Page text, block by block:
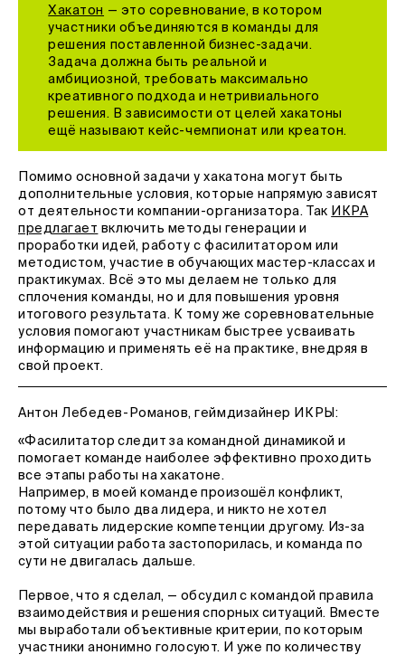
Хакатон — это соревнование, в котором
участники объединяются в команды для
решения поставленной бизнес-задачи.
Задача должна быть реальной и
амбициозной, требовать максимально
креативного подхода и нетривиального
решения. В зависимости от целей хакатоны
ещё называют кейс-чемпионат или креатон.
Помимо основной задачи у хакатона могут быть
дополнительные условия, которые напрямую зависят
от деятельности компании-организатора. Так ИКРА
предлагает включить методы генерации и
проработки идей, работу с фасилитатором или
методистом, участие в обучающих мастер-классах и
практикумах. Всё это мы делаем не только для
сплочения команды, но и для повышения уровня
итогового результата. К тому же соревновательные
условия помогают участникам быстрее усваивать
информацию и применять её на практике, внедряя в
свой проект.
Антон Лебедев-Романов, геймдизайнер ИКРЫ:
«Фасилитатор следит за командной динамикой и
помогает команде наиболее эффективно проходить
все этапы работы на хакатоне.
Например, в моей команде произошёл конфликт,
потому что было два лидера, и никто не хотел
передавать лидерские компетенции другому. Из-за
этой ситуации работа застопорилась, и команда по
сути не двигалась дальше.
Первое, что я сделал, — обсудил с командой правила
взаимодействия и решения спорных ситуаций. Вместе
мы выработали объективные критерии, по которым
участники анонимно голосуют. И уже по количеству